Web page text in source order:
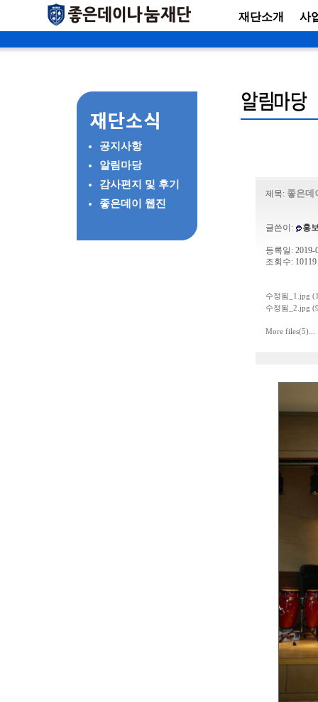
재단소개 사
공지사항
알림마당
감사편지 및 후기
좋은데이 웹진
제목: 좋은데
글쓴이: 홍
등록일: 2019-
조회수: 10119
수정됨_1.jpg
수정됨_2.jpg
More files(5)...